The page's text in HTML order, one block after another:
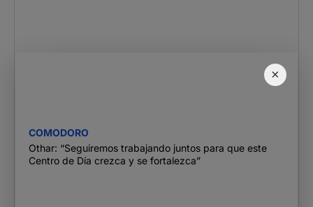
×
COMODORO
Othar: “Seguiremos trabajando juntos para que este
Centro de Día crezca y se fortalezca”